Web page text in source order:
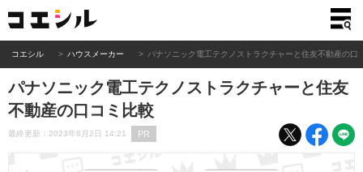
コエシル ハウスメーカー パナソニック電工テクノストラクチャーと住友不動産の口
パナソニック電工テクノストラクチャーと住友
不動産の口コミ比較
最終更新：2023年8月2日 14:21 PR